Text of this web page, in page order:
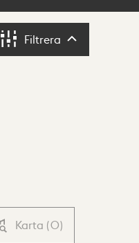
Filtrera Filtrera
Karta (0)